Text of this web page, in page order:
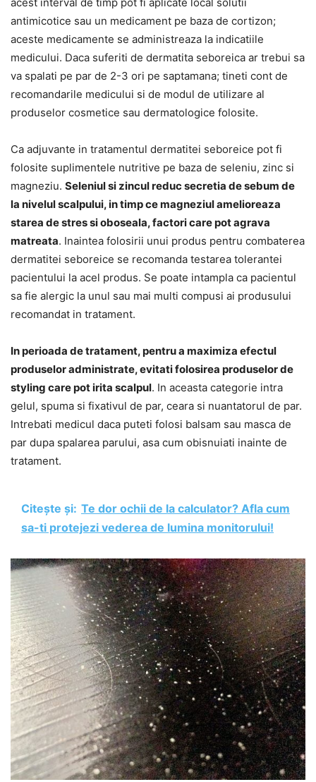
antimicotice sau un medicament pe baza de cortizon;
aceste medicamente se administreaza la indicatiile
medicului. Daca suferiti de dermatita seboreica ar trebui sa
va spalati pe par de 2-3 ori pe saptamana; tineti cont de
recomandarile medicului si de modul de utilizare al
produselor cosmetice sau dermatologice folosite.
Ca adjuvante in tratamentul dermatitei seboreice pot fi
folosite suplimentele nutritive pe baza de seleniu, zinc si
magneziu. Seleniul si zincul reduc secretia de sebum de
la nivelul scalpului, in timp ce magneziul amelioreaza
starea de stres si oboseala, factori care pot agrava
matreata. Inaintea folosirii unui produs pentru combaterea
dermatitei seboreice se recomanda testarea tolerantei
pacientului la acel produs. Se poate intampla ca pacientul
sa fie alergic la unul sau mai multi compusi ai produsului
recomandat in tratament.
In perioada de tratament, pentru a maximiza efectul
produselor administrate, evitati folosirea produselor de
styling care pot irita scalpul. In aceasta categorie intra
gelul, spuma si fixativul de par, ceara si nuantatorul de par.
Intrebati medicul daca puteti folosi balsam sau masca de
par dupa spalarea parului, asa cum obisnuiati inainte de
tratament.
Citește și: Te dor ochii de la calculator? Afla cum
sa-ti protejezi vederea de lumina monitorului!